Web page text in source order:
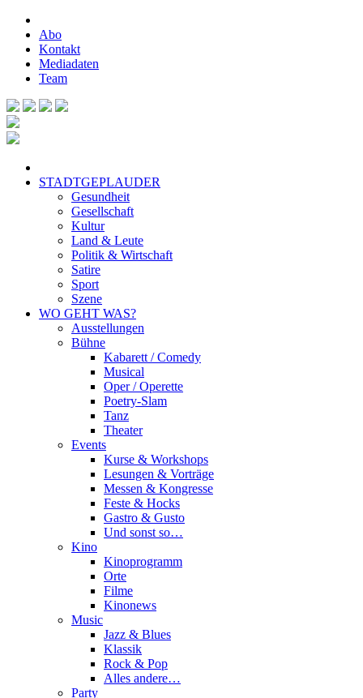
Abo
Kontakt
Mediadaten
Team
STADTGEPLAUDER
Gesundheit
Gesellschaft
Kultur
Land & Leute
Politik & Wirtschaft
Satire
Sport
Szene
WO GEHT WAS?
Ausstellungen
Bühne
Kabarett / Comedy
Musical
Oper / Operette
Poetry-Slam
Tanz
Theater
Events
Kurse & Workshops
Lesungen & Vorträge
Messen & Kongresse
Feste & Hocks
Gastro & Gusto
Und sonst so…
Kino
Kinoprogramm
Orte
Filme
Kinonews
Music
Jazz & Blues
Klassik
Rock & Pop
Alles andere…
Party